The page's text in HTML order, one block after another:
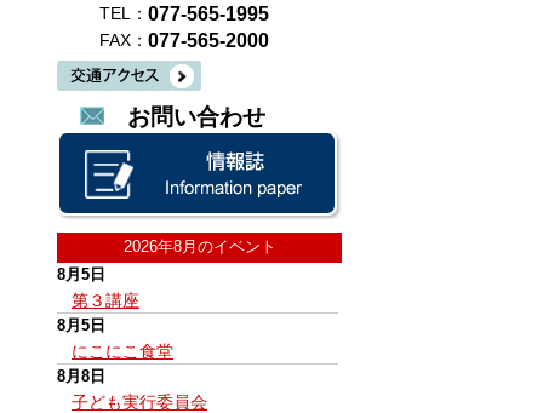
TEL： 077-565-1995
FAX： 077-565-2000
お問い合わせ
2026年8月のイベント
8月5日
第３講座
8月5日
にこにこ食堂
8月8日
子ども実行委員会